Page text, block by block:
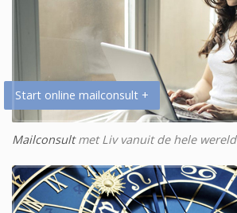
Start online mailconsult +
Mailconsultmet Liv vanuit de hele wereld